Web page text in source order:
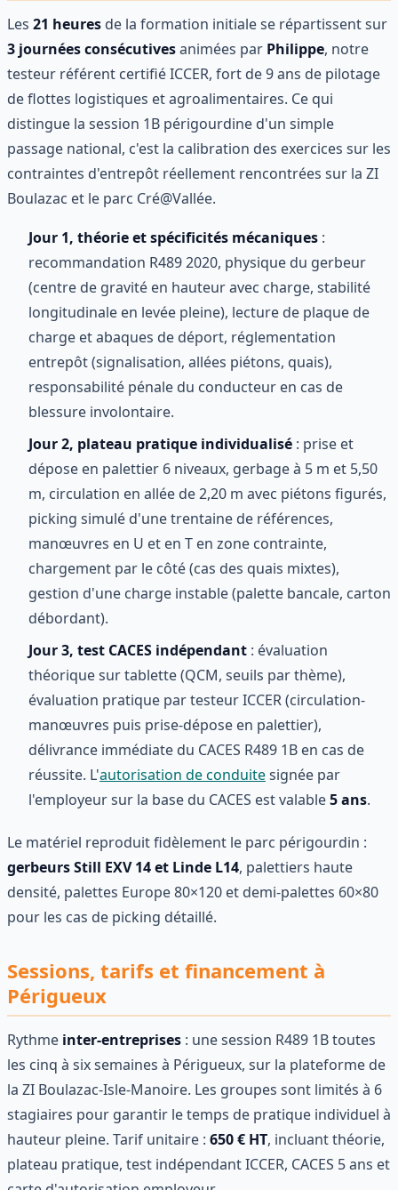
Les 21 heures de la formation initiale se répartissent sur
3 journées consécutivesanimées par Philippe, notre
testeur référent certifié ICCER, fort de 9 ans de pilotage
de flottes logistiques et agroalimentaires. Ce qui
distingue la session 1B périgourdine d'un simple
passage national, c'est la calibration des exercices sur les
contraintes d'entrepôt réellement rencontrées sur la ZI
Boulazac et le parc Cré@Vallée.
Jour 1, théorie et spécificités mécaniques :
recommandation R489 2020, physique du gerbeur
(centre de gravité en hauteur avec charge, stabilité
longitudinale en levée pleine), lecture de plaque de
charge et abaques de déport, réglementation
entrepôt (signalisation, allées piétons, quais),
responsabilité pénale du conducteur en cas de
blessure involontaire.
Jour 2, plateau pratique individualisé : prise et
dépose en palettier 6 niveaux, gerbage à 5 m et 5,50
m, circulation en allée de 2,20 m avec piétons figurés,
picking simulé d'une trentaine de références,
manœuvres en U et en T en zone contrainte,
chargement par le côté (cas des quais mixtes),
gestion d'une charge instable (palette bancale, carton
débordant).
Jour 3, test CACES indépendant : évaluation
théorique sur tablette (QCM, seuils par thème),
évaluation pratique par testeur ICCER (circulation-
manœuvres puis prise-dépose en palettier),
délivrance immédiate du CACES R489 1B en cas de
réussite. L'autorisation de conduitesignée par
l'employeur sur la base du CACES est valable5 ans.
Le matériel reproduit fidèlement le parc périgourdin :
gerbeurs Still EXV 14 et Linde L14, palettiers haute
densité, palettes Europe 80×120 et demi-palettes 60×80
pour les cas de picking détaillé.
Sessions, tarifs et financement à
Périgueux
Rythme inter-entreprises : une session R489 1B toutes
les cinq à six semaines à Périgueux, sur la plateforme de
la ZI Boulazac-Isle-Manoire. Les groupes sont limités à 6
stagiaires pour garantir le temps de pratique individuel à
hauteur pleine. Tarif unitaire : 650 € HT, incluant théorie,
plateau pratique, test indépendant ICCER, CACES 5 ans et